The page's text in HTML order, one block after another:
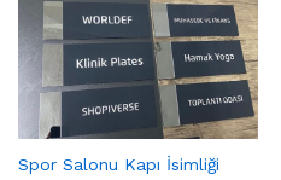
Spor Salonu Kapı İsimliği